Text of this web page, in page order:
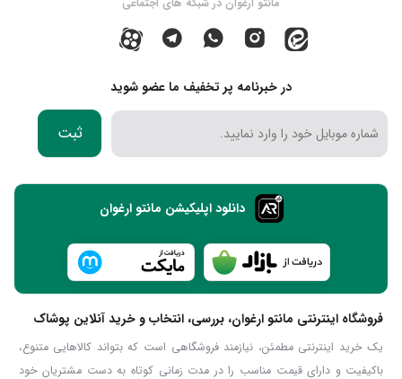
در خبرنامه پر تخفیف ما عضو شوید
ثبت
دانلود اپلیکیشن مانتو ارغوان
فروشگاه اینترنتی مانتو ارغوان، بررسی، انتخاب و خرید آنلاین پوشاک
یک خرید اینترنتی مطمئن، نیازمند فروشگاهی است که بتواند کالاهایی متنوع،
باکیفیت و دارای قیمت مناسب را در مدت زمانی کوتاه به دست مشتریان خود